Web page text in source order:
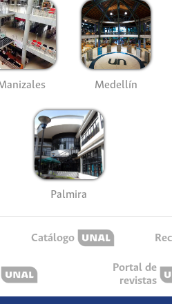
Medellín
Palmira
Catálogo
Portal de
revistas